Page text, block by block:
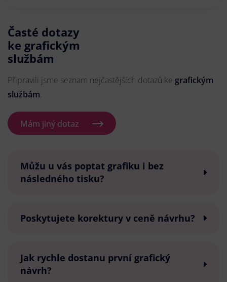
Časté dotazy
ke grafickým
službám
Připravili jsme seznam nejčastějších dotazů ke grafickým
službám.
Mám jiný dotaz
Můžu u vás poptat grafiku i bez
následného tisku?
Poskytujete korektury v ceně návrhu?
Jak rychle dostanu první grafický
návrh?